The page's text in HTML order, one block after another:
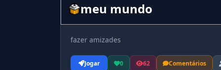
meu mundo
fazer amizades
Jogar 0 62 Comentários